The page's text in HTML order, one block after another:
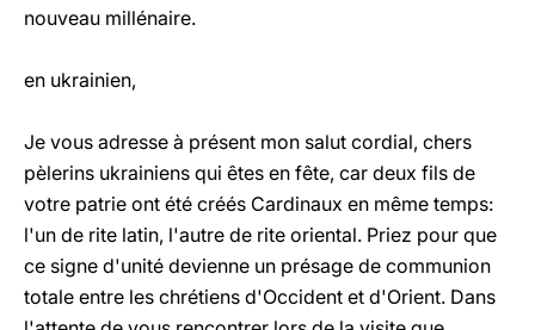
nouveau millénaire.
en ukrainien,
Je vous adresse à présent mon salut cordial, chers
pèlerins ukrainiens qui êtes en fête, car deux fils de
votre patrie ont été créés Cardinaux en même temps:
l'un de rite latin, l'autre de rite oriental. Priez pour que
ce signe d'unité devienne un présage de communion
totale entre les chrétiens d'Occident et d'Orient. Dans